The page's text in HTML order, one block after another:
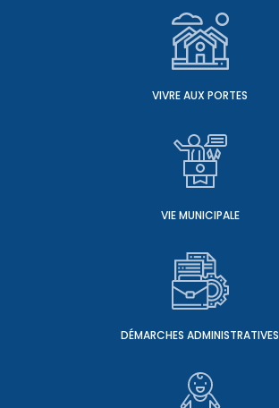
VIVRE AUX PORTES
VIE MUNICIPALE
DÉMARCHES ADMINISTRATIVES